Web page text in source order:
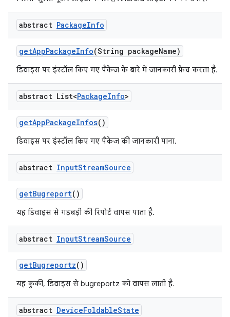
abstract PackageInfo
getAppPackageInfo(String packageName)
डिवाइस पर इंस्टॉल किए गए पैकेज के बारे में जानकारी फ़ेच करता है.
abstract List<PackageInfo>
getAppPackageInfos()
डिवाइस पर इंस्टॉल किए गए पैकेज की जानकारी पाना.
abstract InputStreamSource
getBugreport()
यह डिवाइस से गड़बड़ी की रिपोर्ट वापस पाता है.
abstract InputStreamSource
getBugreportz()
यह कुकी, डिवाइस से bugreportz को वापस लाती है.
abstract DeviceFoldableState